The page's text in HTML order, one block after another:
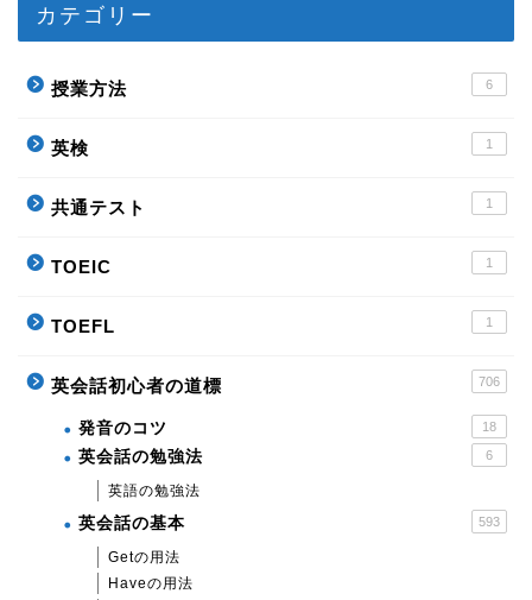
カテゴリー
授業方法 6
英検 1
共通テスト 1
TOEIC 1
TOEFL 1
英会話初心者の道標 706
発音のコツ 18
英会話の勉強法 6
英語の勉強法
英会話の基本 593
Getの用法
Haveの用法